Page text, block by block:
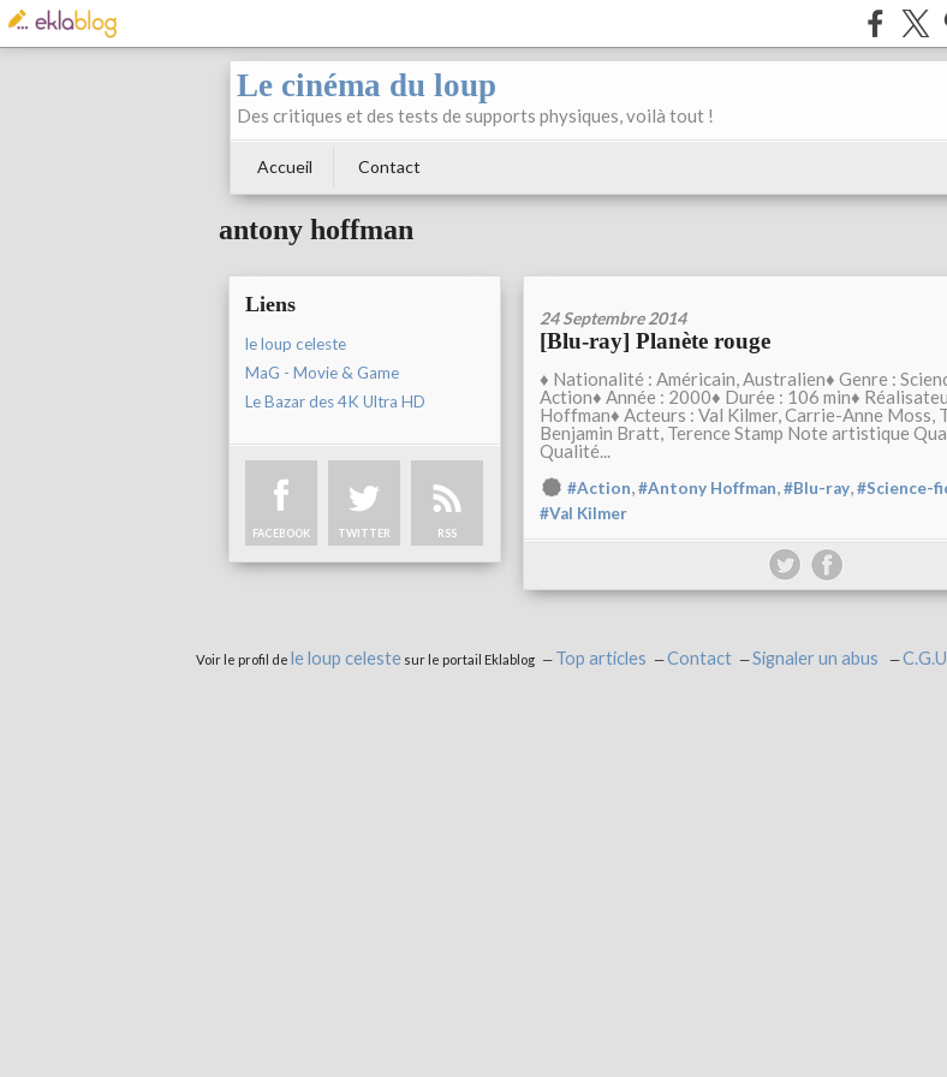
Le cinéma du loup
Des critiques et des tests de supports physiques, voilà tout !
Accueil Contact
antony hoffman
Liens
le loup celeste
MaG - Movie & Game
Le Bazar des 4K Ultra HD
FACEBOOK TWITTER RSS
24 Septembre 2014
[Blu-ray] Planète rouge
♦ Nationalité : Américain, Australien♦ Genre :
Action♦ Année : 2000♦ Durée : 106 min♦
Hoffman♦ Acteurs : Val Kilmer, Carrie-Anne Moss,
Benjamin Bratt, Terence Stamp Note artistique
Qualité...
#Action,#Antony Hoffman,#Blu-ray,#Science-
#Val Kilmer
Voir le profil de le loup celeste sur le portail Eklablog Top articles Contact Signaler un abus